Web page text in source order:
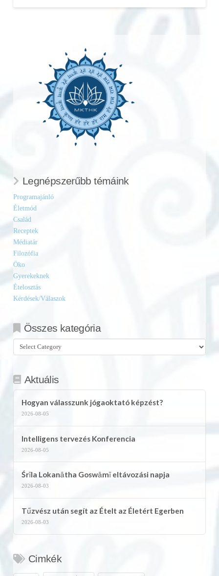
Legnépszerűbb témáink
Programajánló
Életmód
Család
Receptek
Médiatár
Filozófia
Öko
Gyerekeknek
Ételosztás
Kérdések/Válaszok
Összes kategória
Összes
kategória
Aktuális
Hogyan válasszunk jógaoktató képzést?
2026-08-05
Intelligens tervezés Konferencia
2026-08-05
Śrīla Lokanātha Goswāmī eltávozási napja
2026-08-03
Tűzvész után segít az Ételt az Életért Egerben
2026-08-03
Cimkék